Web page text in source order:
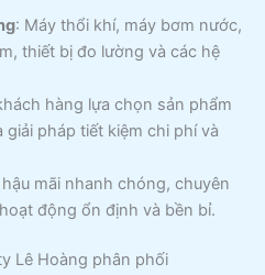
: Máy thổi khí, máy bơm nước,
thiết bị đo lường và các hệ
hàng lựa chọn sản phẩm
pháp tiết kiệm chi phí và
hậu mãi nhanh chóng, chuyên
động ổn định và bền bỉ.
Lê Hoàng phân phối